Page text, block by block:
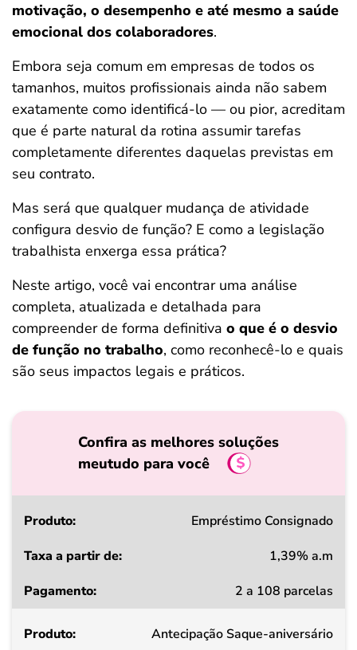
motivação, o desempenho e até mesmo a saúde
emocional dos colaboradores.
Embora seja comum em empresas de todos os
tamanhos, muitos profissionais ainda não sabem
exatamente como identificá-lo — ou pior, acreditam
que é parte natural da rotina assumir tarefas
completamente diferentes daquelas previstas em
seu contrato.
Mas será que qualquer mudança de atividade
configura desvio de função? E como a legislação
trabalhista enxerga essa prática?
Neste artigo, você vai encontrar uma análise
completa, atualizada e detalhada para
compreender de forma definitiva o que é o desvio
de função no trabalho, como reconhecê-lo e quais
são seus impactos legais e práticos.
Confira as melhores soluções
meutudo para você
Produto
a
de
Empréstimo Consignado
1,39% a.m
2 a 108 parcelas
Antecipação Saque-aniversário